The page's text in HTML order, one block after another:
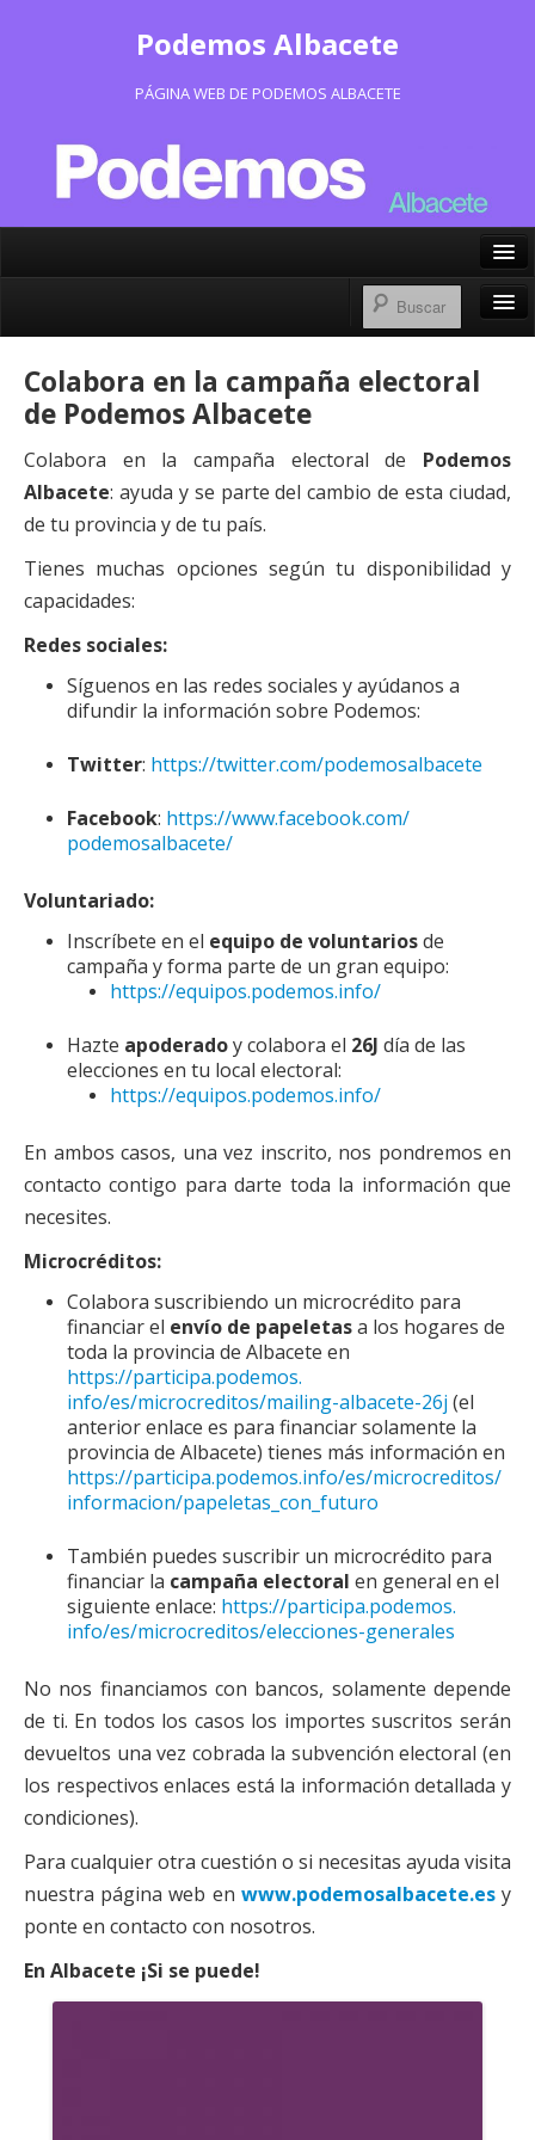
Podemos Albacete
PÁGINA WEB DE PODEMOS ALBACETE
Facebook
Instagram
Portavoz Municipal
Consejo Ciudadano Municipal
Actas Consejo Ciudadano
Contacto
Financiación
Participa con Podemos en Albacete
Colabora en la campaña electoral
de Podemos Albacete
Colabora en la campaña electoral de Podemos
Albacete: ayuda y se parte del cambio de esta ciudad,
de tu provincia y de tu país.
Tienes muchas opciones según tu disponibilidad y
capacidades:
Redes sociales:
Síguenos en las redes sociales y ayúdanos a
difundir la información sobre Podemos:
Twitter: https://twitter.com/podemosalbacete
Facebook: https://www.facebook.com/
podemosalbacete/
Voluntariado:
Inscríbete en el equipo de voluntariosde
campaña y forma parte de un gran equipo:
https://equipos.podemos.info/
Hazte apoderadoy colabora el 26J día de las
elecciones en tu local electoral:
https://equipos.podemos.info/
En ambos casos, una vez inscrito, nos pondremos en
contacto contigo para darte toda la información que
necesites.
Microcréditos:
Colabora suscribiendo un microcrédito para
financiar el envío de papeletasa los hogares de
toda la provincia de Albacete en
https://participa.podemos.
info/es/microcreditos/mailing-albacete-26j (el
anterior enlace es para financiar solamente la
provincia de Albacete) tienes más información en
https://participa.podemos.info/es/microcreditos/
informacion/papeletas_con_ futuro
También puedes suscribir un microcrédito para
financiar la campaña electoral en general en el
siguiente enlace: https://participa.podemos.
info/es/microcreditos/elecciones-generales
No nos financiamos con bancos, solamente depende
de ti. En todos los casos los importes suscritos serán
devueltos una vez cobrada la subvención electoral (en
los respectivos enlaces está la información detallada y
condiciones).
Para cualquier otra cuestión o si necesitas ayuda visita
nuestra página web en www.podemosalbacete.esy
ponte en contacto con nosotros.
En Albacete ¡Si se puede!